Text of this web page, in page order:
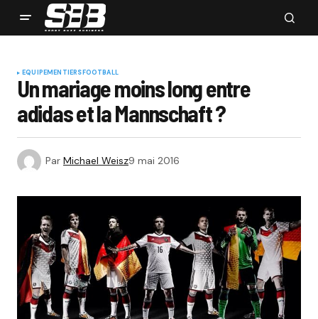
EQUIPEMENTIERSFOOTBALL
Un mariage moins long entre
adidas et la Mannschaft ?
Par Michael Weisz9 mai 2016